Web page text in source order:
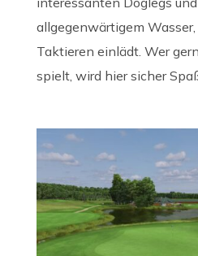
allgegenwärtigem Wasser,
Taktieren einlädt. Wer
spielt, wird hier sicher